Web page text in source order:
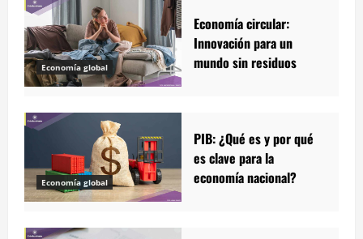
Economía global
Economía circular:
Innovación para un
mundo sin residuos
Economía global
PIB: ¿Qué es y por qué
es clave para la
economía nacional?